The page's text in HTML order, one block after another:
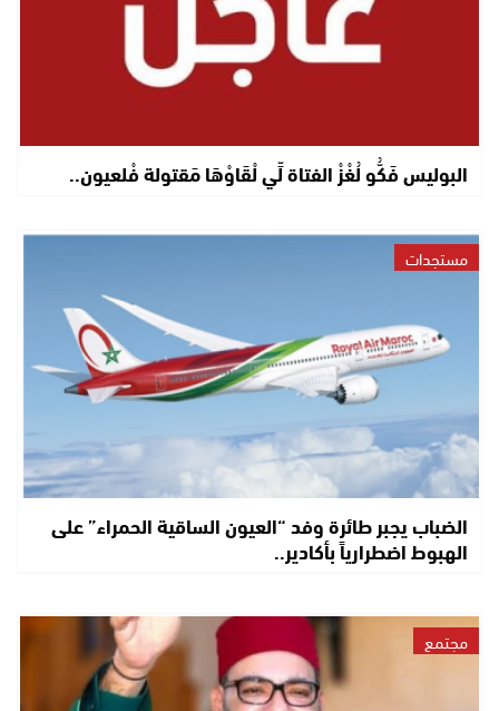
البوليس فَكُّو لُغْزْ الفتاة لِّي لْقَاوْهَا مَقتولة فْلعيون..
مستجدات
الضباب يجبر طائرة وفد “العيون الساقية الحمراء” على
الهبوط اضطرارياً بأكادير..
مجتمع